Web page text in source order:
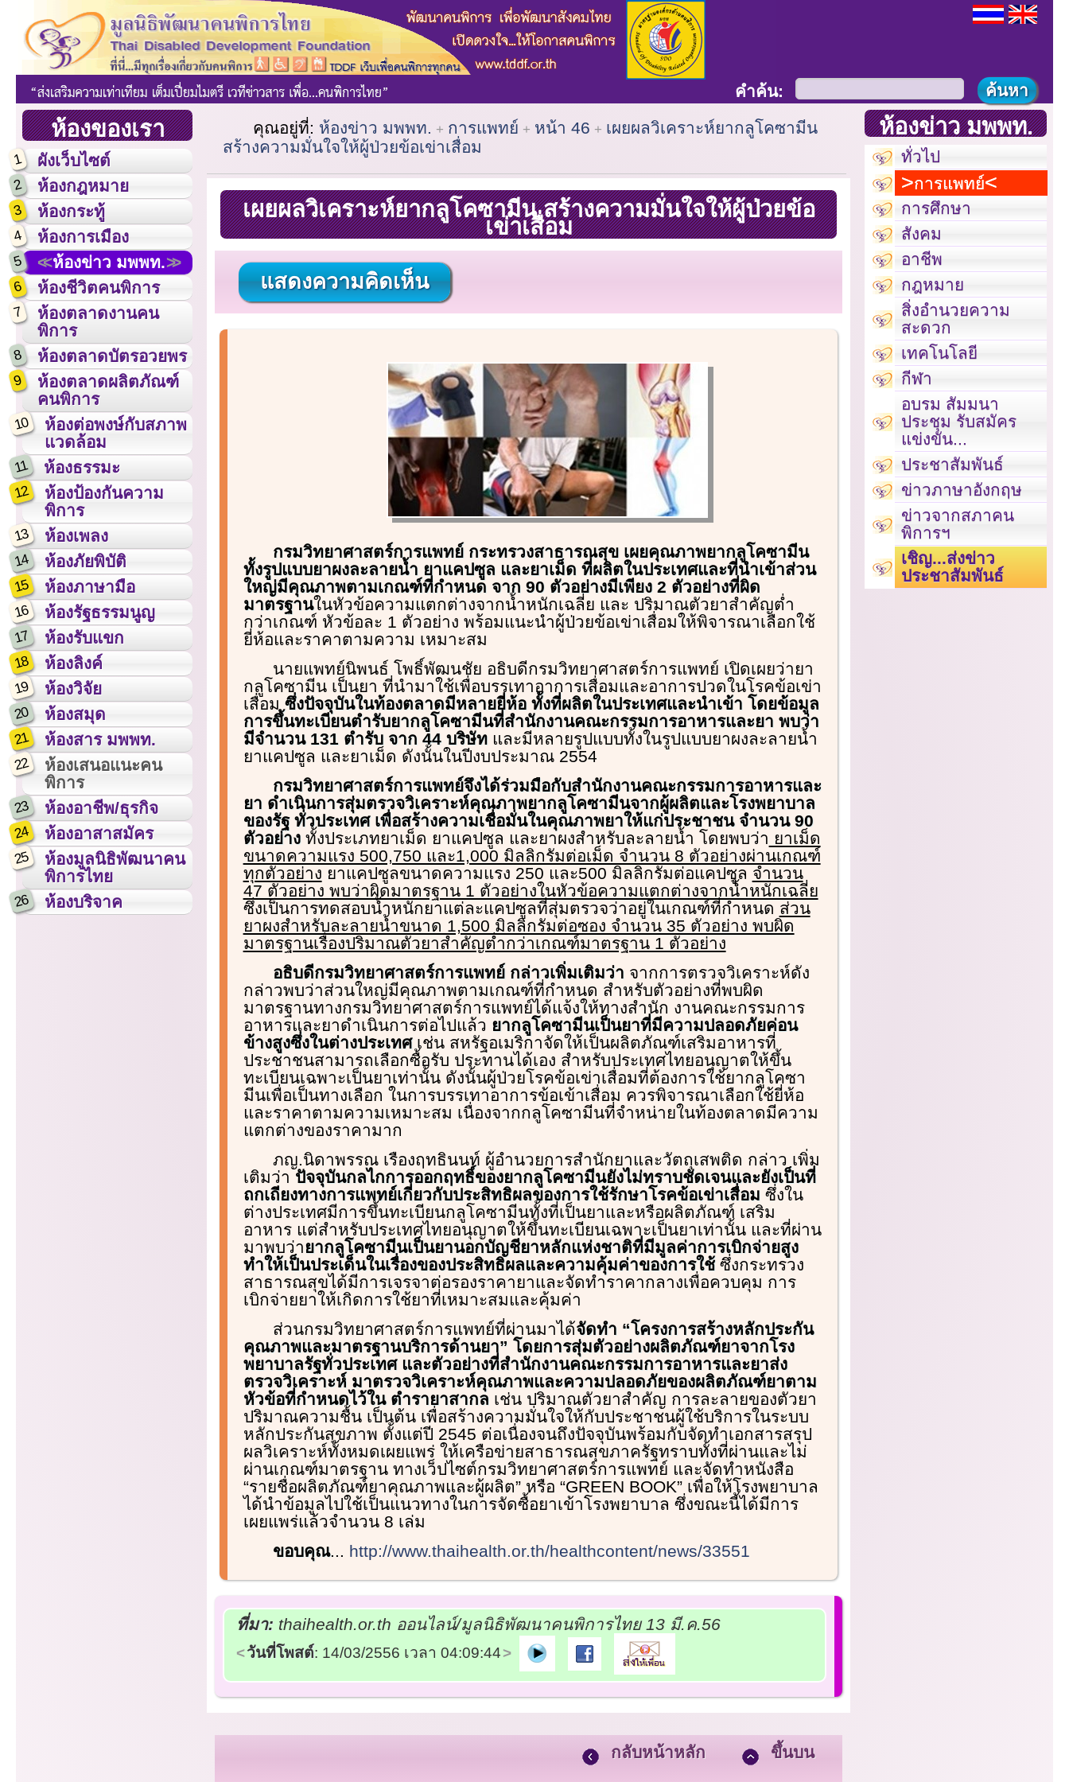
ห้องของเรา
1 ผังเว็บไซต์
2 ห้องกฎหมาย
3 ห้องกระทู้
4 ห้องการเมือง
5 ห้องข่าว มพพท.
6 ห้องชีวิตคนพิการ
7
ห้องตลาดงานคน
พิการ
8 ห้องตลาดบัตรอวยพร
9
ห้องตลาดผลิตภัณฑ์
คนพิการ
10
ห้องต่อพงษ์กับสภาพ
แวดล้อม
11 ห้องธรรมะ
12
ห้องป้องกันความ
พิการ
13 ห้องเพลง
14 ห้องภัยพิบัติ
15 ห้องภาษามือ
16 ห้องรัฐธรรมนูญ
17 ห้องรับแขก
18 ห้องลิงค์
19 ห้องวิจัย
20 ห้องสมุด
21 ห้องสาร มพพท.
22
ห้องเสนอแนะคน
พิการ
23 ห้องอาชีพ/ธุรกิจ
24 ห้องอาสาสมัคร
25
ห้องมูลนิธิพัฒนาคน
พิการไทย
26 ห้องบริจาค
คำค้น:
คุณอยู่ที่: ห้องข่าว มพพท. การแพทย์ หน้า 46
เผยผลวิเคราะห์ยากลูโคซามีน
สร้างความมั่นใจให้ผู้ป่วยข้อเข่าเสื่อม
เผยผลวิเคราะห์ยากลูโคซามีน สร้างความมั่นใจให้ผู้ป่วยข้อ
เข่าเสื่อม
แสดงความคิดเห็น
กรมวิทยาศาสตร์การแพทย์ กระทรวงสาธารณสุข เผยคุณภาพยากลูโคซามีน
ทั้งรูปแบบยาผงละลายน้ำ ยาแคปซูล และยาเม็ด ที่ผลิตในประเทศและที่นำเข้าส่วน
ใหญ่มีคุณภาพตามเกณฑ์ที่กำหนด จาก 90 ตัวอย่างมีเพียง 2 ตัวอย่างที่ผิด
มาตรฐานในหัวข้อความแตกต่างจากน้ำหนักเฉลี่ย และ ปริมาณตัวยาสำคัญต่ำ
กว่าเกณฑ์ หัวข้อละ 1 ตัวอย่าง พร้อมแนะนำผู้ป่วยข้อเข่าเสื่อมให้พิจารณาเลือกใช้
ยี่ห้อและราคาตามความ เหมาะสม
นายแพทย์นิพนธ์ โพธิ์พัฒนชัย อธิบดีกรมวิทยาศาสตร์การแพทย์ เปิดเผยว่ายา
กลูโคซามีน เป็นยา ที่นำมาใช้เพื่อบรรเทาอาการเสื่อมและอาการปวดในโรคข้อเข่า
เสื่อม ซึ่งปัจจุบันในท้องตลาดมีหลายยี่ห้อ ทั้งที่ผลิตในประเทศและนำเข้า โดยข้อมูล
การขึ้นทะเบียนตำรับยากลูโคซามีนที่สำนักงานคณะกรรมการอาหารและยา พบว่า
มีจำนวน 131 ตำรับ จาก 44 บริษัทและมีหลายรูปแบบทั้งในรูปแบบยาผงละลายน้ำ
ยาแคปซูล และยาเม็ด ดังนั้นในปีงบประมาณ 2554
กรมวิทยาศาสตร์การแพทย์จึงได้ร่วมมือกับสำนักงานคณะกรรมการอาหารและ
ยา ดำเนินการสุ่มตรวจวิเคราะห์คุณภาพยากลูโคซามีนจากผู้ผลิตและโรงพยาบาล
ของรัฐ ทั่วประเทศ เพื่อสร้างความเชื่อมั่นในคุณภาพยาให้แก่ประชาชน จำนวน 90
ตัวอย่างทั้งประเภทยาเม็ด ยาแคปซูล และยาผงสำหรับละลายน้ำ โดยพบว่า ยาเม็ด
ขนาดความแรง 500,750 และ1,000 มิลลิกรัมต่อเม็ด จำนวน 8 ตัวอย่างผ่านเกณฑ์
ทุกตัวอย่าง ยาแคปซูลขนาดความแรง 250 และ500 มิลลิกรัมต่อแคปซูล จำนวน
47 ตัวอย่าง พบว่าผิดมาตรฐาน 1 ตัวอย่างในหัวข้อความแตกต่างจากน้ำหนักเฉลี่ย
ซึ่งเป็นการทดสอบน้ำหนักยาแต่ละแคปซูลที่สุ่มตรวจว่าอยู่ในเกณฑ์ที่กำหนด ส่วน
ยาผงสำหรับละลายน้ำขนาด 1,500 มิลลิกรัมต่อซอง จำนวน 35 ตัวอย่าง พบผิด
มาตรฐานเรื่องปริมาณตัวยาสำคัญต่ำกว่าเกณฑ์มาตรฐาน 1 ตัวอย่าง
อธิบดีกรมวิทยาศาสตร์การแพทย์ กล่าวเพิ่มเติมว่า จากการตรวจวิเคราะห์ดัง
กล่าวพบว่าส่วนใหญ่มีคุณภาพตามเกณฑ์ที่กำหนด สำหรับตัวอย่างที่พบผิด
มาตรฐานทางกรมวิทยาศาสตร์การแพทย์ได้แจ้งให้ทางสำนัก งานคณะกรรมการ
อาหารและยาดำเนินการต่อไปแล้ว ยากลูโคซามีนเป็นยาที่มีความปลอดภัยค่อน
ข้างสูงซึ่งในต่างประเทศเช่น สหรัฐอเมริกาจัดให้เป็นผลิตภัณฑ์เสริมอาหารที่
ประชาชนสามารถเลือกซื้อรับ ประทานได้เอง สำหรับประเทศไทยอนุญาตให้ขึ้น
ทะเบียนเฉพาะเป็นยาเท่านั้น ดังนั้นผู้ป่วยโรคข้อเข่าเสื่อมที่ต้องการใช้ยากลูโคซา
มีนเพื่อเป็นทางเลือก ในการบรรเทาอาการข้อเข้าเสื่อม ควรพิจารณาเลือกใช้ยี่ห้อ
และราคาตามความเหมาะสม เนื่องจากกลูโคซามีนที่จำหน่ายในท้องตลาดมีความ
แตกต่างของราคามาก
ภญ.นิดาพรรณ เรืองฤทธินนท์ ผู้อำนวยการสำนักยาและวัตถุเสพติด กล่าว เพิ่ม
เติมว่า ปัจจุบันกลไกการออกฤทธิ์ของยากลูโคซามีนยังไม่ทราบชัดเจนและยังเป็นที่
ถกเถียงทางการแพทย์เกี่ยวกับประสิทธิผลของการใช้รักษาโรคข้อเข่าเสื่อม ซึ่งใน
ต่างประเทศมีการขึ้นทะเบียนกลูโคซามีนทั้งที่เป็นยาและหรือผลิตภัณฑ์ เสริม
อาหาร แต่สำหรับประเทศไทยอนุญาตให้ขึ้นทะเบียนเฉพาะเป็นยาเท่านั้น และที่ผ่าน
มาพบว่ายากลูโคซามีนเป็นยานอกบัญชียาหลักแห่งชาติที่มีมูลค่าการเบิกจ่ายสูง
ทำให้เป็นประเด็นในเรื่องของประสิทธิผลและความคุ้มค่าของการใช้ซึ่งกระทรวง
สาธารณสุขได้มีการเจรจาต่อรองราคายาและจัดทำราคากลางเพื่อควบคุม การ
เบิกจ่ายยาให้เกิดการใช้ยาที่เหมาะสมและคุ้มค่า
ส่วนกรมวิทยาศาสตร์การแพทย์ที่ผ่านมาได้จัดทำ “โครงการสร้างหลักประกัน
คุณภาพและมาตรฐานบริการด้านยา” โดยการสุ่มตัวอย่างผลิตภัณฑ์ยาจากโรง
พยาบาลรัฐทั่วประเทศ และตัวอย่างที่สำนักงานคณะกรรมการอาหารและยาส่ง
ตรวจวิเคราะห์ มาตรวจวิเคราะห์คุณภาพและความปลอดภัยของผลิตภัณฑ์ยาตาม
หัวข้อที่กำหนดไว้ใน ตำรายาสากลเช่น ปริมาณตัวยาสำคัญ การละลายของตัวยา
ปริมาณความชื้น เป็นต้น เพื่อสร้างความมั่นใจให้กับประชาชนผู้ใช้บริการในระบบ
หลักประกันสุขภาพ ตั้งแต่ปี 2545 ต่อเนื่องจนถึงปัจจุบันพร้อมกับจัดทำเอกสารสรุป
ผลวิเคราะห์ทั้งหมดเผยแพร่ ให้เครือข่ายสาธารณสุขภาครัฐทราบทั้งที่ผ่านและไม่
ผ่านเกณฑ์มาตรฐาน ทางเว็ปไซต์กรมวิทยาศาสตร์การแพทย์ และจัดทำหนังสือ
“รายชื่อผลิตภัณฑ์ยาคุณภาพและผู้ผลิต” หรือ “GREEN BOOK” เพื่อให้โรงพยาบาล
ได้นำข้อมูลไปใช้เป็นแนวทางในการจัดซื้อยาเข้าโรงพยาบาล ซึ่งขณะนี้ได้มีการ
เผยแพร่แล้วจำนวน 8 เล่ม
ขอบคุณ... http://www.thaihealth.or.th/healthcontent/news/33551
ที่มา: thaihealth.or.th ออนไลน์/มูลนิธิพัฒนาคนพิการไทย 13 มี.ค.56
วันที่โพสต์: 14/03/2556 เวลา 04:09:44
กลับหน้าหลัก ขึ้นบน
ห้องข่าว มพพท.
ทั่วไป
การแพทย์
การศึกษา
สังคม
อาชีพ
กฎหมาย
สิ่งอำนวยความ
สะดวก
เทคโนโลยี
กีฬา
อบรม สัมมนา
ประชุม รับสมัคร
แข่งขัน...
ประชาสัมพันธ์
ข่าวภาษาอังกฤษ
ข่าวจากสภาคน
พิการฯ
เชิญ...ส่งข่าว
ประชาสัมพันธ์